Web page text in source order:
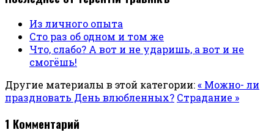
Из личного опыта
Сто раз об одном и том же
Что, слабо? А вот и не ударишь, а вот и не
смогёшь!
Другие материалы в этой категории:« Можно- ли
праздновать День влюбленных? Страдание »
1 Комментарий